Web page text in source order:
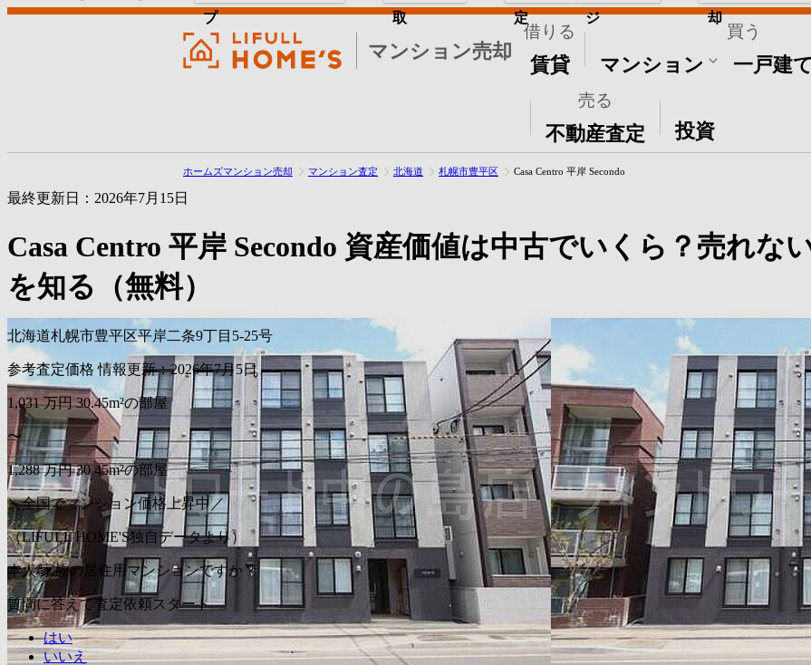
マンション売却
借りる
賃貸
買う
マンション 一戸建
売る
不動産査定
その他
投資
プ 取 定 ジ 却
ホームズマンション売却 マンション査定 北海道 札幌市豊平区 Casa Centro 平岸 Secondo
最終更新日：2026年7月15日
Casa Centro 平岸 Secondo 資産価値は中古でいくら？売れな
を知る（無料）
北海道札幌市豊平区平岸二条9丁目5-25号
参考査定価格 情報更新：2026年7月5日
1,031 万円 30.45m²の部屋
〜
1,288 万円 30.45m²の部屋
＼全国でマンション価格上昇中／
（LIFULL HOME'S独自データより）
本人/家族の居住用マンションですか？
質問に答えて査定依頼スタート
はい
いいえ